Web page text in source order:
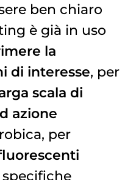
ben chiaro
è già in uso
la
di interesse, per
scala di
azione
per